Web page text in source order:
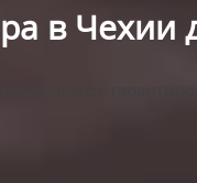
в Чехии